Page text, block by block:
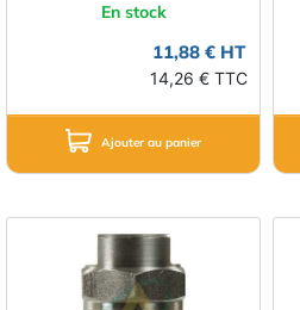
En stock
11,88 € HT
14,26 € TTC
Ajouter au panier